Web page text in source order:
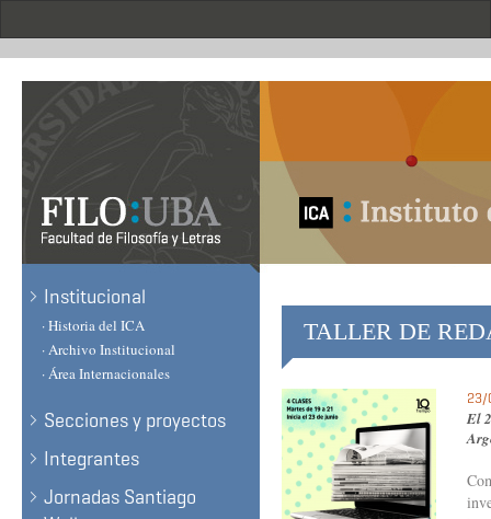
Institucional
· Historia del ICA
· Archivo Institucional
· Área Internacionales
Secciones y proyectos
Integrantes
Jornadas Santiago
TALLER DE
23/
El